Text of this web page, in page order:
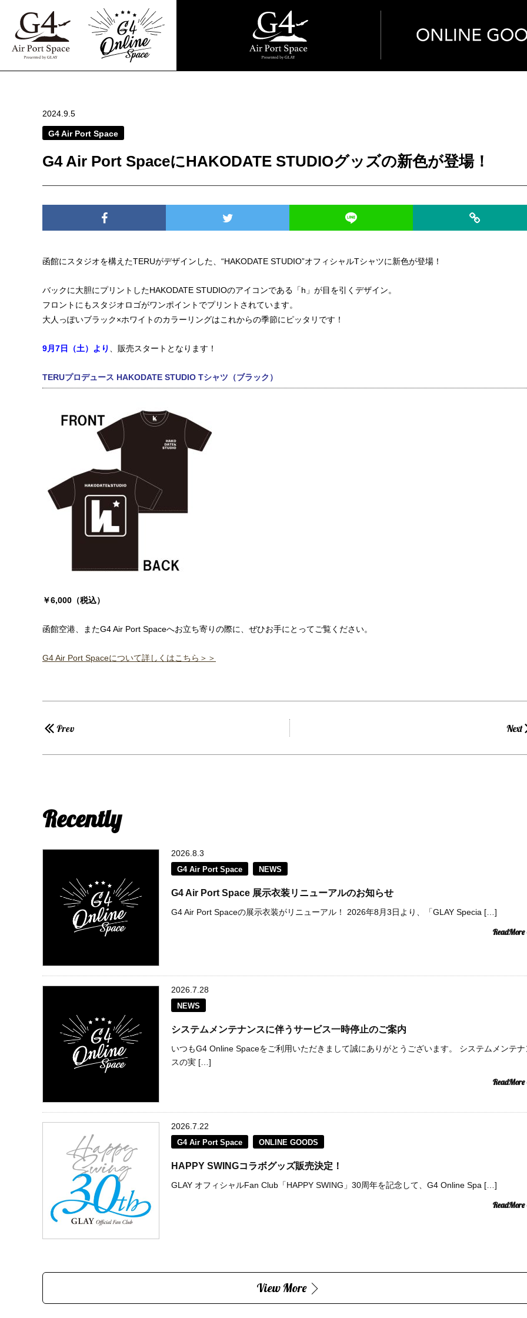
2024.9.5
G4 Air Port Space
G4 Air Port SpaceにHAKODATE STUDIOグッズの新色が登場！
函館にスタジオを構えたTERUがデザインした、“HAKODATE STUDIO”オフィシャルTシャツに新色が登場！
バックに大胆にプリントしたHAKODATE STUDIOのアイコンである「h」が目を引くデザイン。
フロントにもスタジオロゴがワンポイントでプリントされています。
大人っぽいブラック×ホワイトのカラーリングはこれからの季節にピッタリです！
9月7日（土）より 、販売スタートとなります！
TERUプロデュース HAKODATE STUDIO Tシャツ（ブラック）
￥6,000（税込）
函館空港、またG4 Air Port Spaceへお立ち寄りの際に、ぜひお手にとってご覧ください。
G4 Air Port Spaceについて詳しくはこちら＞＞
Prev Next
Recently
2026.8.3
G4 Air Port Space NEWS
G4 Air Port Space 展示衣装リニューアルのお知らせ
G4 Air Port Spaceの展示衣装がリニューアル！ 2026年8月3日より、「GLAY Specia […]
ReadMore
2026.7.28
NEWS
システムメンテナンスに伴うサービス一時停止のご案内
いつもG4 Online Spaceをご利用いただきまして誠にありがとうございます。 システムメンテナ
スの実 […]
ReadMore
2026.7.22
G4 Air Port Space ONLINE GOODS
HAPPY SWINGコラボグッズ販売決定！
GLAY オフィシャルFan Club「HAPPY SWING」30周年を記念して、G4 Online Spa […]
ReadMore
View More